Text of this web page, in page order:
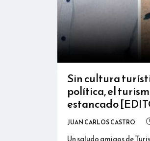
Sin cultura
política, el
estancado
JUAN CARLOS CASTRO
Un saludo amigos de